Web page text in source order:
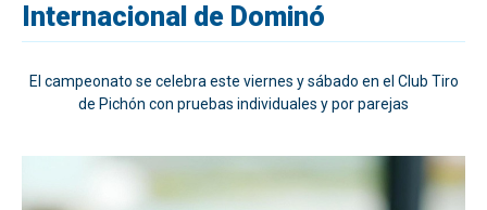
Internacional de Dominó
El campeonato se celebra este viernes y sábado en el Club Tiro
de Pichón con pruebas individuales y por parejas